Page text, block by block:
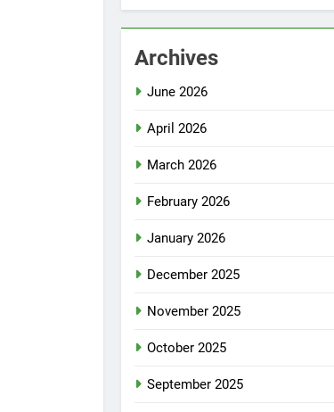
Archives
June 2026
April 2026
March 2026
February 2026
January 2026
December 2025
November 2025
October 2025
September 2025